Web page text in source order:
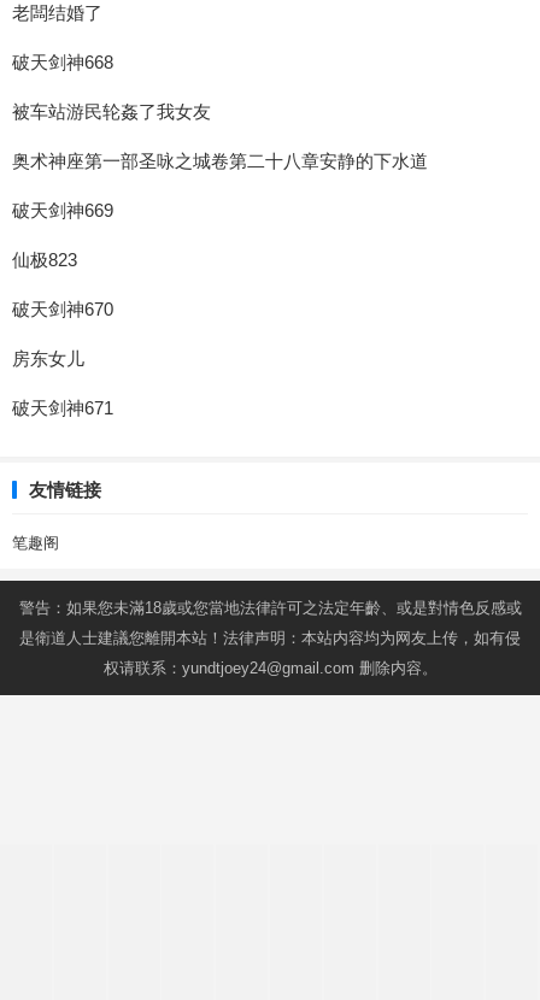
老闆结婚了
破天剑神668
被车站游民轮姦了我女友
奥术神座第一部圣咏之城卷第二十八章安静的下水道
破天剑神669
仙极823
破天剑神670
房东女儿
破天剑神671
友情链接
笔趣阁
警告：如果您未滿18歲或您當地法律許可之法定年齡、或是對情色反感或
是衛道人士建議您離開本站！法律声明：本站内容均为网友上传，如有侵
权请联系： yundtjoey24@gmail.com 删除内容。